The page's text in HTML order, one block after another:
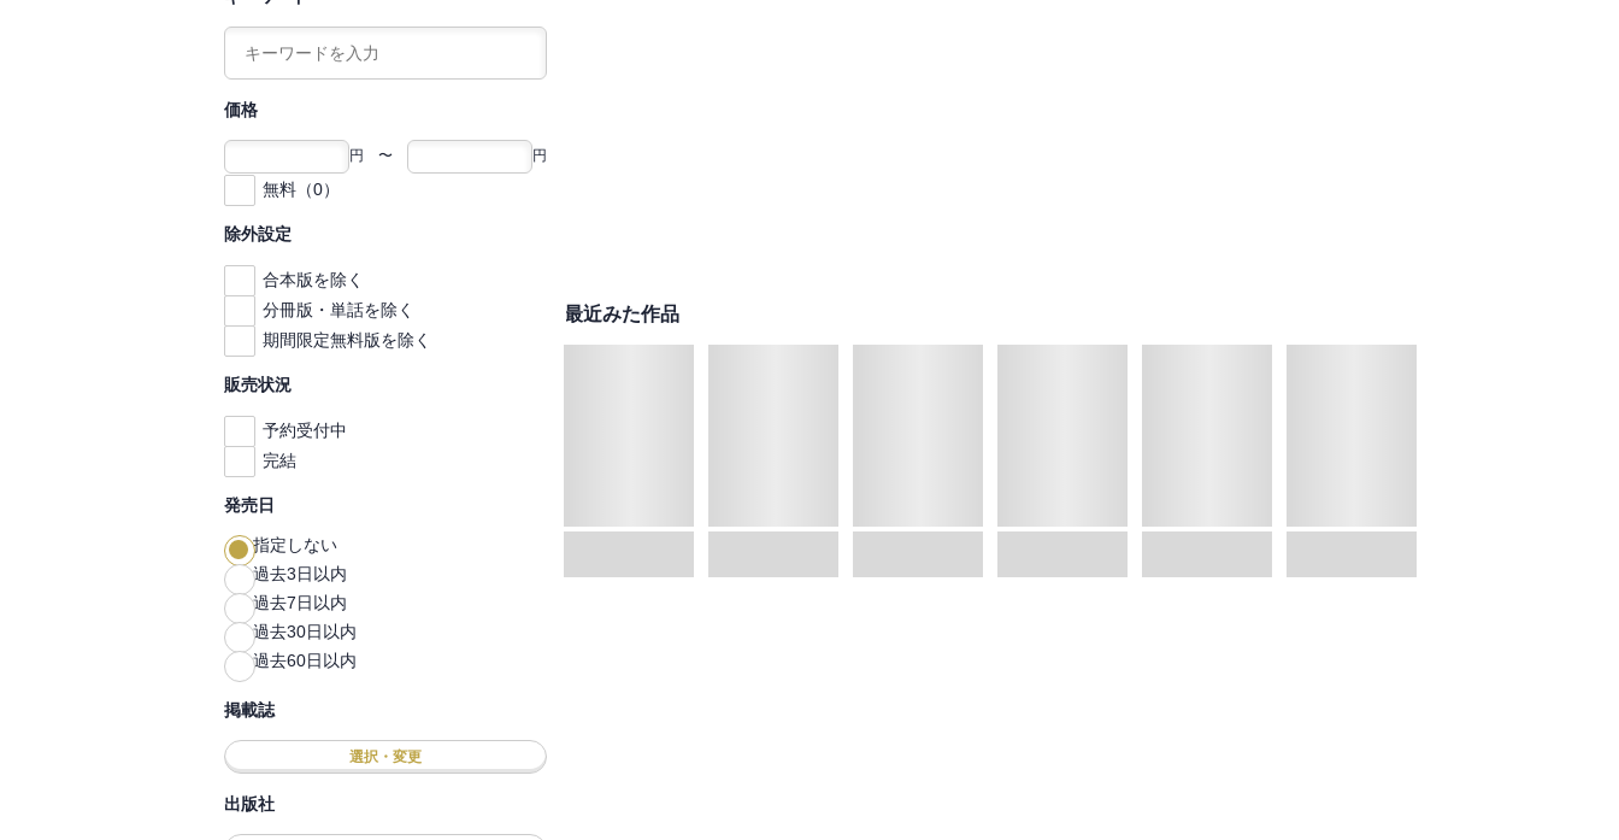
価格
円 〜 円
無料（0）
除外設定
合本版を除く
分冊版・単話を除く
期間限定無料版を除く
販売状況
予約受付中
完結
発売日
指定しない
過去3日以内
過去7日以内
過去30日以内
過去60日以内
掲載誌
選択・変更
出版社
最近みた作品